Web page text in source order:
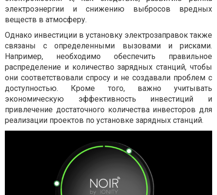
электроэнергии и снижению выбросов вредных
веществ в атмосферу.
Однако инвестиции в установку электрозаправок также
связаны с определенными вызовами и рисками.
Например, необходимо обеспечить правильное
распределение и количество зарядных станций, чтобы
они соответствовали спросу и не создавали проблем с
доступностью. Кроме того, важно учитывать
экономическую эффективность инвестиций и
привлечение достаточного количества инвесторов для
реализации проектов по установке зарядных станций.